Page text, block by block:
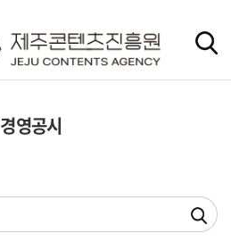
경영공시